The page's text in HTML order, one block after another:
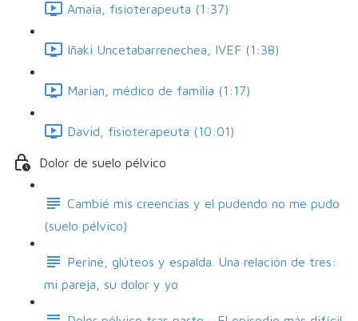
Amaia, fisioterapeuta (1:37)
Iñaki Uncetabarrenechea, IVEF (1:38)
Marian, médico de familia (1:17)
David, fisioterapeuta (10:01)
Dolor de suelo pélvico
Cambié mis creencias y el pudendo no me pudo
(suelo pélvico)
Periné, glúteos y espalda. Una relación de tres:
mi pareja, su dolor y yo